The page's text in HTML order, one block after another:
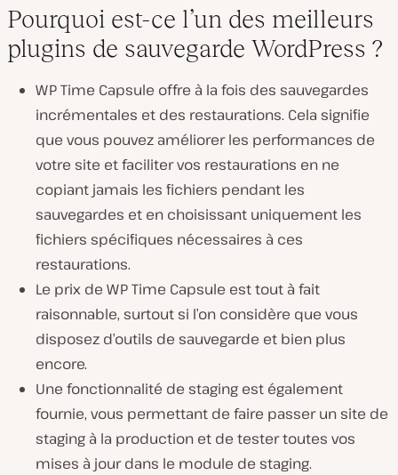
Pourquoi est-ce l’un des meilleurs
plugins de sauvegarde WordPress ?
WP Time Capsule offre à la fois des sauvegardes
incrémentales et des restaurations. Cela signifie
que vous pouvez améliorer les performances de
votre site et faciliter vos restaurations en ne
copiant jamais les fichiers pendant les
sauvegardes et en choisissant uniquement les
fichiers spécifiques nécessaires à ces
restaurations.
Le prix de WP Time Capsule est tout à fait
raisonnable, surtout si l’on considère que vous
disposez d’outils de sauvegarde et bien plus
encore.
Une fonctionnalité de staging est également
fournie, vous permettant de faire passer un site de
staging à la production et de tester toutes vos
mises à jour dans le module de staging.